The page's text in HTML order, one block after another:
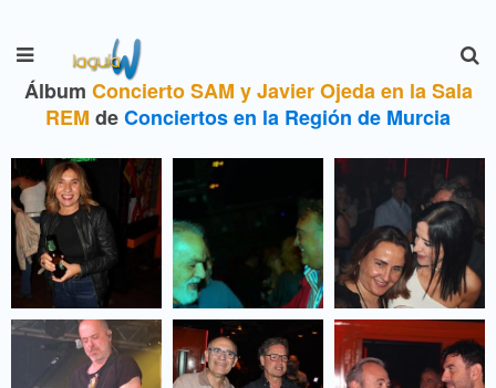
Álbum Concierto SAM y Javier Ojeda en la Sala
REM deConciertos en la Región de Murcia